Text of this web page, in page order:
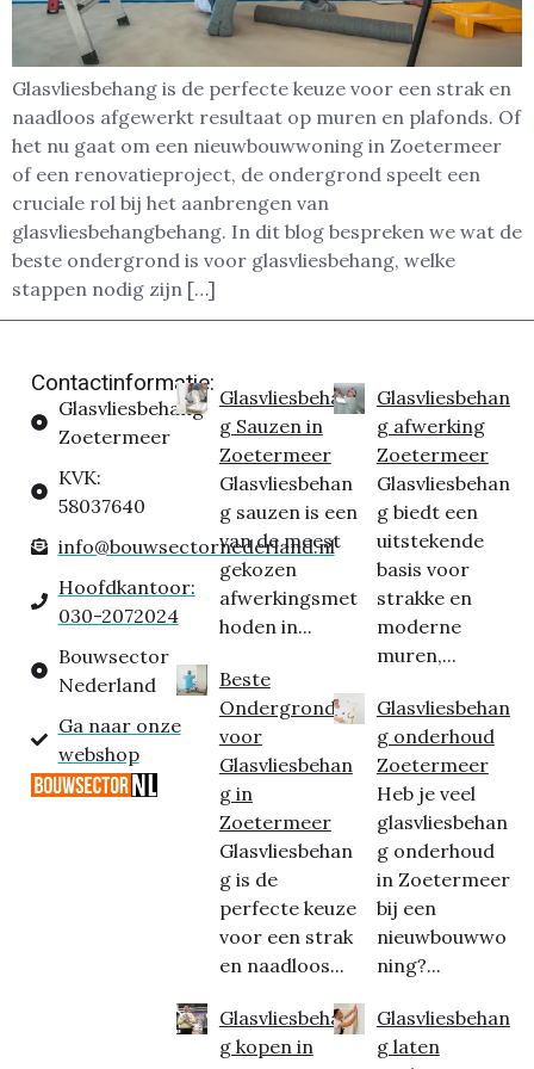
Glasvliesbehang is de perfecte keuze voor een strak en
naadloos afgewerkt resultaat op muren en plafonds. Of
het nu gaat om een nieuwbouwwoning in Zoetermeer
of een renovatieproject, de ondergrond speelt een
cruciale rol bij het aanbrengen van
glasvliesbehangbehang. In dit blog bespreken we wat de
beste ondergrond is voor glasvliesbehang, welke
stappen nodig zijn […]
Contactinformatie:
Glasvliesbehang
Zoetermeer
KVK:
58037640
info@bouwsectornederland.nl
Hoofdkantoor:
030-2072024
Bouwsector
Nederland
Ga naar onze
webshop
Glasvliesbehan
g Sauzen in
Zoetermeer
Glasvliesbehan
g sauzen is een
van de meest
gekozen
afwerkingsmet
hoden in...
Beste
Ondergrond
voor
Glasvliesbehan
g in
Zoetermeer
Glasvliesbehan
g is de
perfecte keuze
voor een strak
en naadloos...
Glasvliesbehan
g kopen in
Glasvliesbehan
g afwerking
Zoetermeer
Glasvliesbehan
g biedt een
uitstekende
basis voor
strakke en
moderne
muren,...
Glasvliesbehan
g onderhoud
Zoetermeer
Heb je veel
glasvliesbehan
g onderhoud
in Zoetermeer
bij een
nieuwbouwwo
ning?...
Glasvliesbehan
g laten